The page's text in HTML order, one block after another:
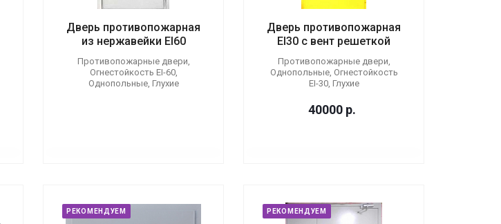
Дверь противопожарная
из нержавейки EI60
Противопожарные двери,
Огнестойкость EI-60,
Однопольные, Глухие
Дверь противопожарная
EI30 с вент решеткой
Противопожарные двери,
Однопольные, Огнестойкость
EI-30, Глухие
40000 р.
РЕКОМЕНДУЕМ РЕКОМЕНДУЕМ